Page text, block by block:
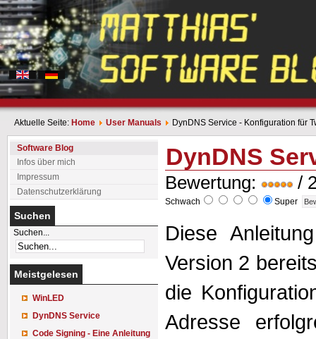
Aktuelle Seite: Home User Manuals DynDNS Service - Konfiguration für
Software Blog
Infos über mich
Impressum
Datenschutzerklärung
Suchen
Suchen...
Meistgelesen
WinLED
DynDNS Service
Code Signing - Eine Anleitung
DynDNS
Bewertung: /
Schwach Super
Diese
Version 2
die
Adresse